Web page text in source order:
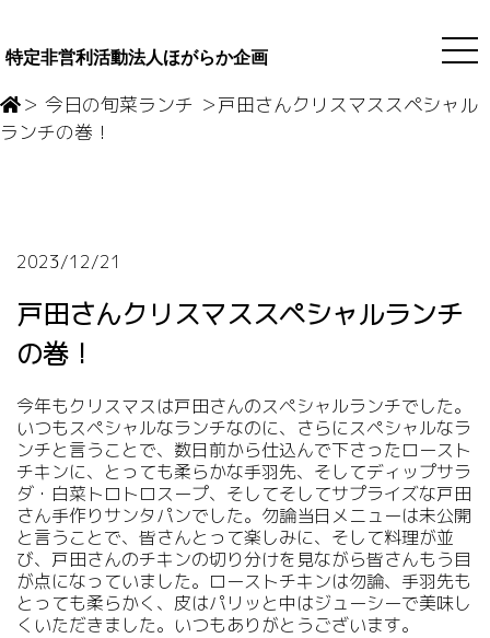
特定非営利活動法人ほがらか企画
＞ 今日の旬菜ランチ ＞戸田さんクリスマススペシャル
ランチの巻！
2023/12/21
戸田さんクリスマススペシャルランチ
の巻！
今年もクリスマスは戸田さんのスペシャルランチでした。
いつもスペシャルなランチなのに、さらにスペシャルなラ
ンチと言うことで、数日前から仕込んで下さったロースト
チキンに、とっても柔らかな手羽先、そしてディップサラ
ダ・白菜トロトロスープ、そしてそしてサプライズな戸田
さん手作りサンタパンでした。勿論当日メニューは未公開
と言うことで、皆さんとって楽しみに、そして料理が並
び、戸田さんのチキンの切り分けを見ながら皆さんもう目
が点になっていました。ローストチキンは勿論、手羽先も
とっても柔らかく、皮はパリッと中はジューシーで美味し
くいただきました。いつもありがとうございます。